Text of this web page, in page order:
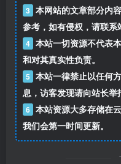
3 本网站的文章部分内
参考，如有侵权，请联系
4 本站一切资源不代表
和对其真实性负责。
5 本站一律禁止以任何
息，访客发现请向站长举
6 本站资源大多存储在
我们会第一时间更新。